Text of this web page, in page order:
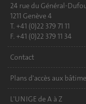
24 rue du Général-
1211 Genève 4
T. +41 (0)22 379 71 11
F. +41 (0)22 379 11 34
Contact
Plans d'accès aux
L'UNIGE de A à Z